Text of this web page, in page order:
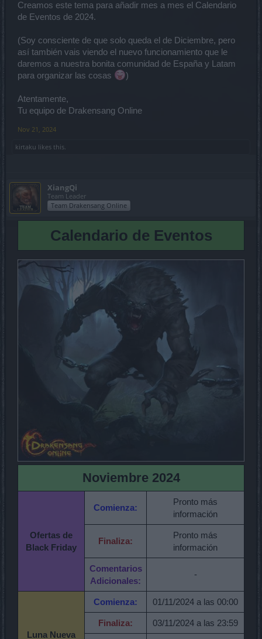
Creamos este tema para añadir mes a mes el Calendario
de Eventos de 2024.
(Soy consciente de que solo queda el de Diciembre, pero
así también vais viendo el nuevo funcionamiento que le
daremos a nuestra bonita comunidad de España y Latam
para organizar las cosas
)
Atentamente,
Tu equipo de Drakensang Online
Nov 21, 2024
kirtaku likes this.
XiangQi
Team Leader
Team Drakensang Online
Calendario de Eventos
Noviembre 2024
Ofertas de
Black Friday
Comienza:
Pronto más
información
Finaliza:
Pronto más
información
Comentarios
Adicionales:
-
Luna Nueva
Comienza: 01/11/2024 a las 00:00
Finaliza: 03/11/2024 a las 23:59